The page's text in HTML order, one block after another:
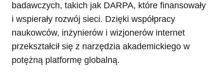
badawczych, takich jak DARPA, które finansowały
i wspierały rozwój sieci. Dzięki współpracy
naukowców, inżynierów i wizjonerów internet
przekształcił się z narzędzia akademickiego w
potężną platformę globalną.